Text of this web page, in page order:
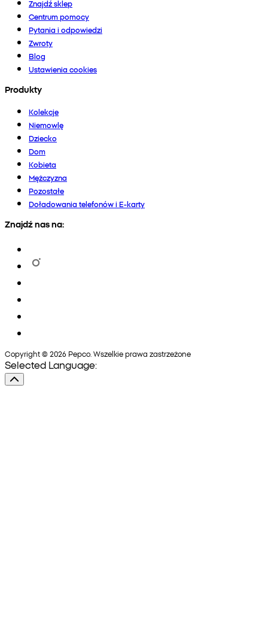
Znajdź sklep
Centrum pomocy
Pytania i odpowiedzi
Zwroty
Blog
Ustawienia cookies
Produkty
Kolekcje
Niemowlę
Dziecko
Dom
Kobieta
Mężczyzna
Pozostałe
Doładowania telefonów i E-karty
Znajdź nas na:
Copyright © 2026 Pepco. Wszelkie prawa zastrzeżone
Selected Language: